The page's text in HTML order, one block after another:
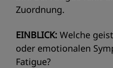
Zuordnung.
EINBLICK: Welche
oder emotionalen
Fatigue?